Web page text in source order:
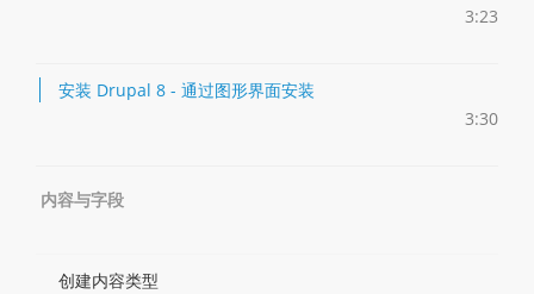
3:23
安装 Drupal 8 - 通过图形界面安装
3:30
内容与字段
创建内容类型